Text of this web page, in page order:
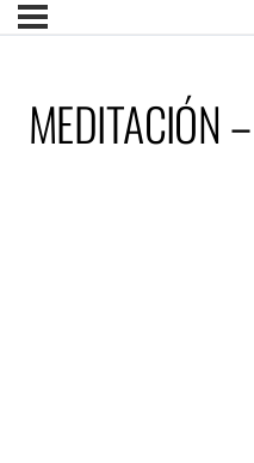
MEDITACIÓN